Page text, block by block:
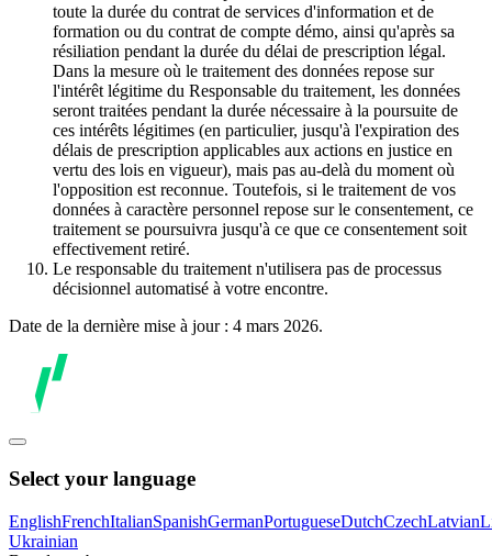
toute la durée du contrat de services d'information et de
formation ou du contrat de compte démo, ainsi qu'après sa
résiliation pendant la durée du délai de prescription légal.
Dans la mesure où le traitement des données repose sur
l'intérêt légitime du Responsable du traitement, les données
seront traitées pendant la durée nécessaire à la poursuite de
ces intérêts légitimes (en particulier, jusqu'à l'expiration des
délais de prescription applicables aux actions en justice en
vertu des lois en vigueur), mais pas au-delà du moment où
l'opposition est reconnue. Toutefois, si le traitement de vos
données à caractère personnel repose sur le consentement, ce
traitement se poursuivra jusqu'à ce que ce consentement soit
effectivement retiré.
Le responsable du traitement n'utilisera pas de processus
décisionnel automatisé à votre encontre.
Date de la dernière mise à jour : 4 mars 2026.
Select your language
EnglishFrenchItalianSpanishGermanPortugueseDutchCzechLatvian
Ukrainian